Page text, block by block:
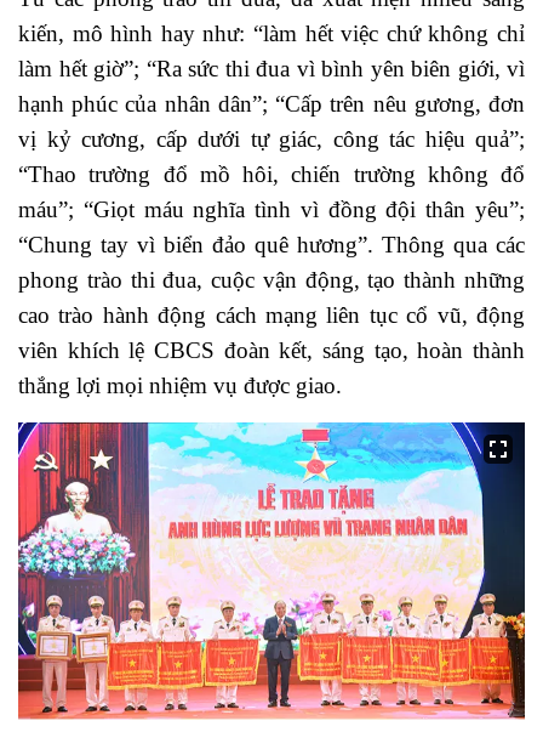
kiến, mô hình hay như: “làm hết việc chứ không chỉ
làm hết giờ”; “Ra sức thi đua vì bình yên biên giới, vì
hạnh phúc của nhân dân”; “Cấp trên nêu gương, đơn
vị kỷ cương, cấp dưới tự giác, công tác hiệu quả”;
“Thao trường đổ mồ hôi, chiến trường không đổ
máu”; “Giọt máu nghĩa tình vì đồng đội thân yêu”;
“Chung tay vì biển đảo quê hương”. Thông qua các
phong trào thi đua, cuộc vận động, tạo thành những
cao trào hành động cách mạng liên tục cổ vũ, động
viên khích lệ CBCS đoàn kết, sáng tạo, hoàn thành
thắng lợi mọi nhiệm vụ được giao.